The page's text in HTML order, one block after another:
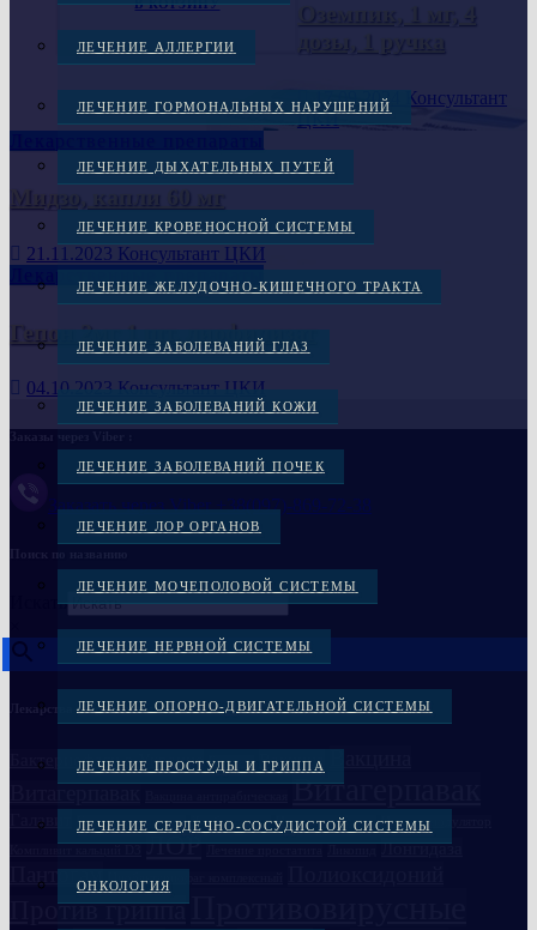
ЛЕЧЕНИЕ АЛЛЕРГИИ
ЛЕЧЕНИЕ ГОРМОНАЛЬНЫХ НАРУШЕНИЙ
ЛЕЧЕНИЕ ДЫХАТЕЛЬНЫХ ПУТЕЙ
ЛЕЧЕНИЕ КРОВЕНОСНОЙ СИСТЕМЫ
ЛЕЧЕНИЕ ЖЕЛУДОЧНО-КИШЕЧНОГО ТРАКТА
ЛЕЧЕНИЕ ЗАБОЛЕВАНИЙ ГЛАЗ
ЛЕЧЕНИЕ ЗАБОЛЕВАНИЙ КОЖИ
ЛЕЧЕНИЕ ЗАБОЛЕВАНИЙ ПОЧЕК
ЛЕЧЕНИЕ ЛОР ОРГАНОВ
ЛЕЧЕНИЕ МОЧЕПОЛОВОЙ СИСТЕМЫ
ЛЕЧЕНИЕ НЕРВНОЙ СИСТЕМЫ
ЛЕЧЕНИЕ ОПОРНО-ДВИГАТЕЛЬНОЙ СИСТЕМЫ
ЛЕЧЕНИЕ ПРОСТУДЫ И ГРИППА
ЛЕЧЕНИЕ СЕРДЕЧНО-СОСУДИСТОЙ СИСТЕМЫ
ОНКОЛОГИЯ
В КОРЗИНУ
17.09.2024
Консультант
ЦКИ
Мидзо, капли 60 мг
21.11.2023 Консультант ЦКИ
Лекарственные препараты
Гепон 2мг 1 шт. лиофилизат
04.10.2023 Консультант ЦКИ
Заказать через Viber +38(097)-869-72-38
Искать
Лекарства и препараты
Бактериофаги в Украине Бивалос Вакцина
Витагерпавак
Галавит Глазные препараты Дисбактериоз Иммуноглобулин Иммуномодулятор
ЛОР Лонгидаза
Пантогам
Против гриппа